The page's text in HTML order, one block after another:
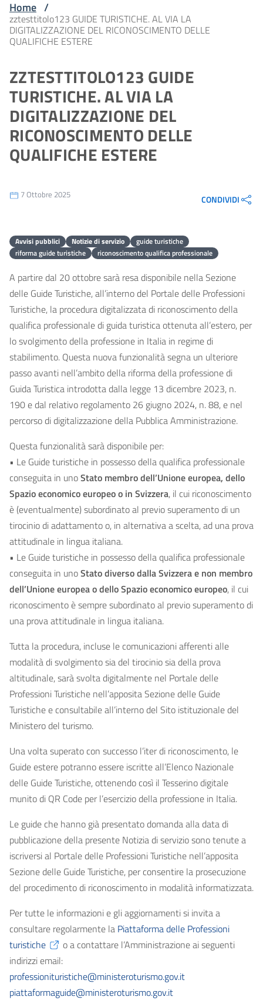
Home /
zztesttitolo123 GUIDE TURISTICHE. AL VIA LA
DIGITALIZZAZIONE DEL RICONOSCIMENTO DELLE
QUALIFICHE ESTERE
ZZTESTTITOLO123 GUIDE
TURISTICHE. AL VIA LA
DIGITALIZZAZIONE DEL
RICONOSCIMENTO DELLE
QUALIFICHE ESTERE
7 Ottobre 2025 CONDIVIDI
Avvisi pubblici Notizie di servizio
guide turistiche
riforma guide turistiche
riconoscimento qualifica professionale
A partire dal 20 ottobre sarà resa disponibile nella Sezione
delle Guide Turistiche, all’interno del Portale delle Professioni
Turistiche, la procedura digitalizzata di riconoscimento della
qualifica professionale di guida turistica ottenuta all’estero, per
lo svolgimento della professione in Italia in regime di
stabilimento. Questa nuova funzionalità segna un ulteriore
passo avanti nell’ambito della riforma della professione di
Guida Turistica introdotta dalla legge 13 dicembre 2023, n.
190 e dal relativo regolamento 26 giugno 2024, n. 88, e nel
percorso di digitalizzazione della Pubblica Amministrazione.
Questa funzionalità sarà disponibile per:
• Le Guide turistiche in possesso della qualifica professionale
conseguita in unoStato membro dell’Unione europea, dello
Spazio economico europeo o in Svizzera, il cui riconoscimento
è (eventualmente) subordinato al previo superamento di un
tirocinio di adattamento o, in alternativa a scelta, ad una prova
attitudinale in lingua italiana.
• Le Guide turistiche in possesso della qualifica professionale
conseguita in unoStato diverso dalla Svizzera e non membro
dell’Unione europea o dello Spazio economico europeo, il cui
riconoscimento è sempre subordinato al previo superamento di
una prova attitudinale in lingua italiana.
Tutta la procedura, incluse le comunicazioni afferenti alle
modalità di svolgimento sia del tirocinio sia della prova
altitudinale, sarà svolta digitalmente nel Portale delle
Professioni Turistiche nell’apposita Sezione delle Guide
Turistiche e consultabile all’interno del Sito istituzionale del
Ministero del turismo.
Una volta superato con successo l’iter di riconoscimento, le
Guide estere potranno essere iscritte all’Elenco Nazionale
delle Guide Turistiche, ottenendo così il Tesserino digitale
munito di QR Code per l’esercizio della professione in Italia.
Le guide che hanno già presentato domanda alla data di
pubblicazione della presente Notizia di servizio sono tenute a
iscriversi al Portale delle Professioni Turistiche nell’apposita
Sezione delle Guide Turistiche, per consentire la prosecuzione
del procedimento di riconoscimento in modalità informatizzata.
Per tutte le informazioni e gli aggiornamenti si invita a
consultare regolarmente la Piattaforma delle Professioni
turistiche
o a contattare l’Amministrazione ai seguenti
indirizzi email:
professionituristiche@ministeroturismo.gov.it
piattaformaguide@ministeroturismo.gov.it